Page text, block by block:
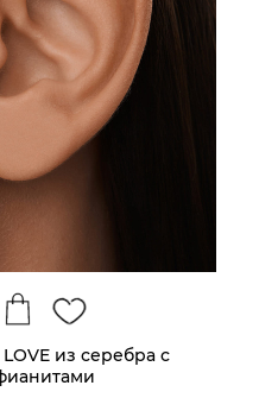
из серебра с